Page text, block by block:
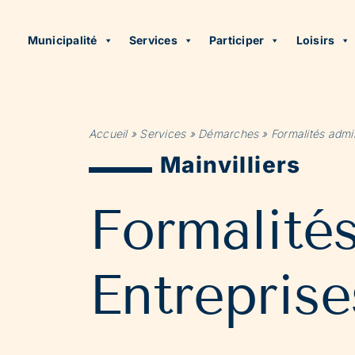
Municipalité Services Participer Loisirs
Accueil» Services» Démarches» Formalités
Mainvilliers